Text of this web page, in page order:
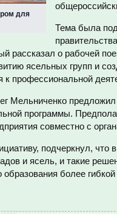
для
Тема была
рассказал о рабочей
ясельных групп и
профессиональной
Мельниченко предложил
программы.
совместно с
подчеркнул,
и ясель, и такие
более